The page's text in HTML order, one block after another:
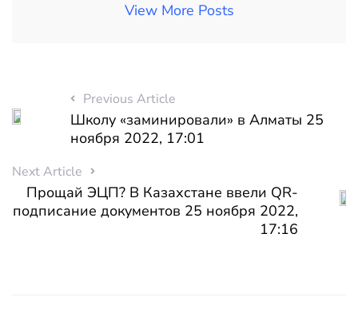
View More Posts
Previous Article
Школу «заминировали» в Алматы 25
ноября 2022, 17:01
Next Article
Прощай ЭЦП? В Казахстане ввели QR-
подписание документов 25 ноября 2022,
17:16